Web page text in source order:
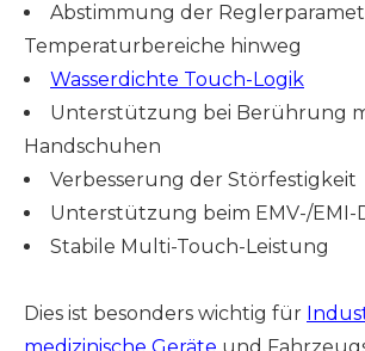
Abstimmung der
Temperaturbereiche hinweg
Wasserdichte Touch-Logik
Unterstützung bei Berührung
Handschuhen
Verbesserung der Störfestigkeit
Unterstützung beim EMV-/EMI-
Stabile Multi-Touch-Leistung
Dies ist besonders wichtig für